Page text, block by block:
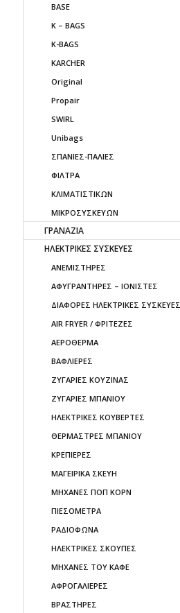
BASE
K – BAGS
K-BAGS
KARCHER
Original
Propair
SWIRL
Unibags
ΣΠΑΝΙΕΣ-ΠΑΛΙΕΣ
ΦΙΛΤΡΑ
ΚΛΙΜΑΤΙΣΤΙΚΩΝ
ΜΙΚΡΟΣΥΣΚΕΥΩΝ
ΓΡΑΝΑΖΙΑ
ΗΛΕΚΤΡΙΚΕΣ ΣΥΣΚΕΥΕΣ
ΑΝΕΜΙΣΤΗΡΕΣ
ΑΦΥΓΡΑΝΤΗΡΕΣ – ΙΟΝΙΣΤΕΣ
ΔΙΑΦΟΡΕΣ ΗΛΕΚΤΡΙΚΕΣ ΣΥΣΚΕΥΕΣ
AIR FRYER / ΦΡΙΤΕΖΕΣ
ΑΕΡΟΘΕΡΜΑ
ΒΑΦΛΙΕΡΕΣ
ΖΥΓΑΡΙΕΣ ΚΟΥΖΙΝΑΣ
ΖΥΓΑΡΙΕΣ ΜΠΑΝΙΟΥ
ΗΛΕΚΤΡΙΚΕΣ ΚΟΥΒΕΡΤΕΣ
ΘΕΡΜΑΣΤΡΕΣ ΜΠΑΝΙΟΥ
ΚΡΕΠΙΕΡΕΣ
ΜΑΓΕΙΡΙΚΑ ΣΚΕΥΗ
ΜΗΧΑΝΕΣ ΠΟΠ ΚΟΡΝ
ΠΙΕΣΟΜΕΤΡΑ
ΡΑΔΙΟΦΩΝΑ
ΗΛΕΚΤΡΙΚΕΣ ΣΚΟΥΠΕΣ
ΜΗΧΑΝΕΣ ΤΟΥ ΚΑΦΕ
ΑΦΡΟΓΑΛΙΕΡΕΣ
ΒΡΑΣΤΗΡΕΣ